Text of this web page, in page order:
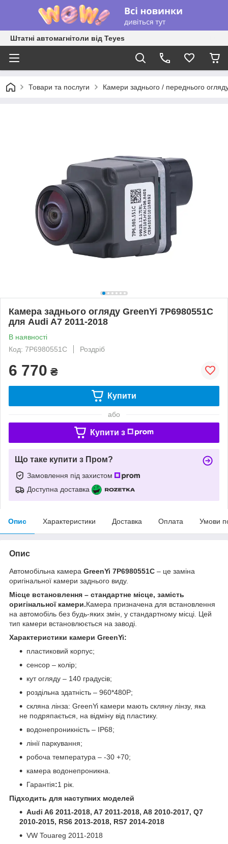
Штатні автомагнітоли від Teyes
Товари та послуги Камери заднього / переднього
Камера заднього огляду GreenYi 7P6980551C
для Audi A7 2011-2018
В наявності
Код: 7P6980551C
Роздріб
6 770 ₴
Купити
або
Купити з
Що таке купити з Пром?
Замовлення під захистом
Доступна доставка
Опис Характеристики Доставка Оплата Умови
Опис
Автомобільна камера GreenYi 7P6980551C – це заміна
оригінальної камери заднього виду.
Місце встановлення – стандартне місце, замість
оригінальної камери.Камера призначена для встановлення
на автомобіль без будь-яких змін, у стандартному місці. Цей
тип камери встановлюється на заводі.
Характеристики камери GreenYi:
пластиковий корпус;
сенсор – колір;
кут огляду – 140 градусів;
роздільна здатність – 960*480P;
скляна лінза: GreenYi камери мають скляну лінзу, яка
не подряпається, на відміну від пластику.
водонепроникність – IP68;
лінії паркування;
робоча температура – -30 +70;
камера водонепроникна.
Гарантія:1 рік.
Підходить для наступних моделей
Audi A6 2011-2018, A7 2011-2018, A8 2010-2017, Q7
2010-2015, RS6 2013-2018, RS7 2014-2018
VW Touareg 2011-2018